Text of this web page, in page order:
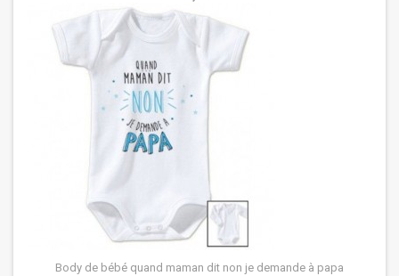
Body de bébé quand maman dit non je demande à papa